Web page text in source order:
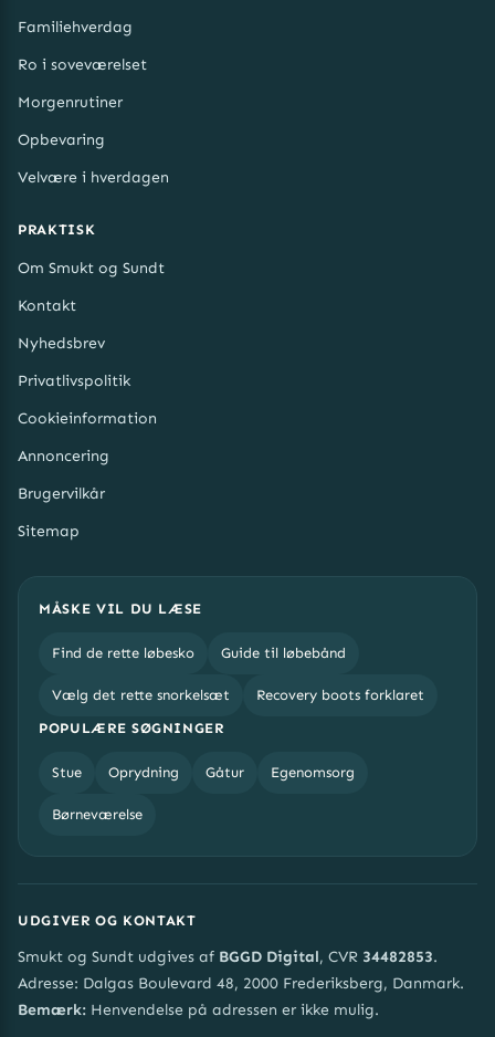
Familiehverdag
Ro i soveværelset
Morgenrutiner
Opbevaring
Velvære i hverdagen
PRAKTISK
Om Smukt og Sundt
Kontakt
Nyhedsbrev
Privatlivspolitik
Cookieinformation
Annoncering
Brugervilkår
Sitemap
MÅSKE VIL DU LÆSE
Find de rette løbesko Guide til løbebånd
Vælg det rette snorkelsæt
Recovery boots forklaret
POPULÆRE SØGNINGER
Stue Oprydning Gåtur Egenomsorg
Børneværelse
UDGIVER OG KONTAKT
Smukt og Sundt udgives af BGGD Digital, CVR 34482853.
Adresse: Dalgas Boulevard 48, 2000 Frederiksberg, Danmark.
Bemærk: Henvendelse på adressen er ikke mulig.